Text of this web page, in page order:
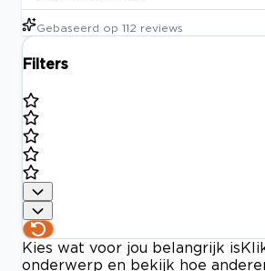
Gebaseerd op 112 reviews
Filters
Kies wat voor jou belangrijk is
onderwerp en bekijk hoe